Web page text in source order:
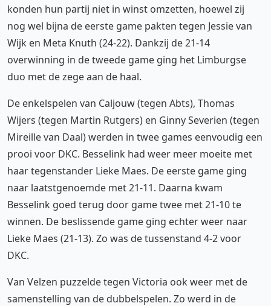
konden hun partij niet in winst omzetten, hoewel zij
nog wel bijna de eerste game pakten tegen Jessie van
Wijk en Meta Knuth (24-22). Dankzij de 21-14
overwinning in de tweede game ging het Limburgse
duo met de zege aan de haal.
De enkelspelen van Caljouw (tegen Abts), Thomas
Wijers (tegen Martin Rutgers) en Ginny Severien (tegen
Mireille van Daal) werden in twee games eenvoudig een
prooi voor DKC. Besselink had weer meer moeite met
haar tegenstander Lieke Maes. De eerste game ging
naar laatstgenoemde met 21-11. Daarna kwam
Besselink goed terug door game twee met 21-10 te
winnen. De beslissende game ging echter weer naar
Lieke Maes (21-13). Zo was de tussenstand 4-2 voor
DKC.
Van Velzen puzzelde tegen Victoria ook weer met de
samenstelling van de dubbelspelen. Zo werd in de